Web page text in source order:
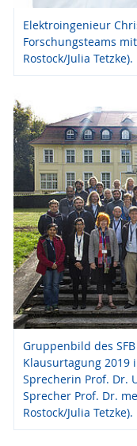
Elektroingenieur
Forschungsteams
Rostock/Julia Tetzke).
Gruppenbild des
Klausurtagung 2019
Sprecherin Prof. Dr.
Sprecher Prof. Dr.
Rostock/Julia Tetzke).